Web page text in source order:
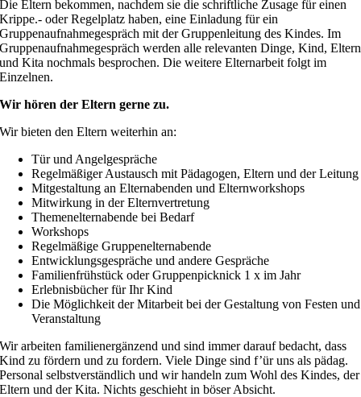
Die Eltern bekommen, nachdem sie die schriftliche Zusage für einen
Krippe.- oder Regelplatz haben, eine Einladung für ein
Gruppenaufnahmegespräch mit der Gruppenleitung des Kindes. Im
Gruppenaufnahmegespräch werden alle relevanten Dinge, Kind, Eltern
und Kita nochmals besprochen. Die weitere Elternarbeit folgt im
Einzelnen.
Wir hören der Eltern gerne zu.
Wir bieten den Eltern weiterhin an:
Tür und Angelgespräche
Regelmäßiger Austausch mit Pädagogen, Eltern und der Leitung
Mitgestaltung an Elternabenden und Elternworkshops
Mitwirkung in der Elternvertretung
Themenelternabende bei Bedarf
Workshops
Regelmäßige Gruppenelternabende
Entwicklungsgespräche und andere Gespräche
Familienfrühstück oder Gruppenpicknick 1 x im Jahr
Erlebnisbücher für Ihr Kind
Die Möglichkeit der Mitarbeit bei der Gestaltung von Festen und
Veranstaltung
Wir arbeiten familienergänzend und sind immer darauf bedacht, dass
Kind zu fördern und zu fordern. Viele Dinge sind f’ür uns als pädag.
Personal selbstverständlich und wir handeln zum Wohl des Kindes, der
Eltern und der Kita. Nichts geschieht in böser Absicht.